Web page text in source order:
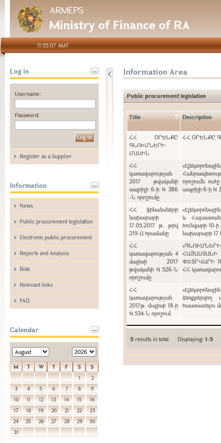
ARMEPS
Ministry of Finance of RA
11:55:07 AMT
Log in
Username:
Password:
Register as a Supplier
Information
News
Public procurement legislation
Electronic public procurement
Reports and Analysis
Bids
Relevant links
FAQ
Calendar
M T W T F S
S
1
2
3
4 5 6 7 8
9
10
11 12 13 14 15
16
17
18 19 20 21 22
23
24
25 26 27 28 29
30
31
Information Area
Public procurement legislation
Title Description
ՀՀ ՕՐԵՆՔԸ
ԳՆՈՒՄՆԵՐԻ
ՄԱՍԻՆ
ՀՀ ՕՐԵՆՔԸ
ՀՀ
կառավարության
2017 թվականի
ապրիլի 6-ի N 386
-Ն որոշումը
որոշումն
ապրիլի 6-ի N
ՀՀ ֆինանսների
նախարարի
17.05.2017 թ. թիվ
219-Ա հրամանը
և
հունվարի 10-
նախարարի
ՀՀ
կառավարության 4
մայիսի 2017
թվականի N 526-Ն
որոշումը
ՓԵՏՐՎԱՐԻ
ՀՀ
ՀՀ
կառավարության
2017թ. մայիսի 18-ի
N 534-Ն որոշում
ձեռքբերվող
հաստատելու
5 results in total. Displaying:1-5